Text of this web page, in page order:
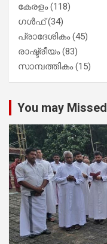
കേരളം(118)
ഗൾഫ്(34)
പ്രാദേശികം(45)
രാഷ്ട്രീയം(83)
സാമ്പത്തികം(15)
You may Missed